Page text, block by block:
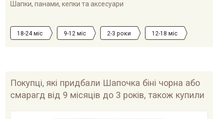
Шапки, панами, кепки та аксесуари
18-24 міс 9-12 міс 2-3 роки 12-18 міс
Покупці, які придбали Шапочка біні чорна або
смарагд від 9 місяців до 3 років, також купили